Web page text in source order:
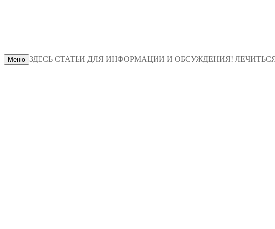
Меню ЗДЕСЬ СТАТЬИ ДЛЯ ИНФОРМАЦИИ И ОБСУЖДЕНИЯ!